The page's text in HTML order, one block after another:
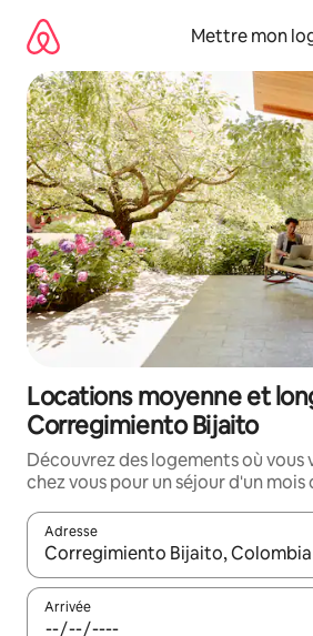
directement
contenu
Mettre mon
Locations moyenne et
Corregimiento Bijaito
Découvrez des logements où vous
chez vous pour un séjour d'un mois
Adresse
Lorsque les résultats s'affichent,
Arrivée